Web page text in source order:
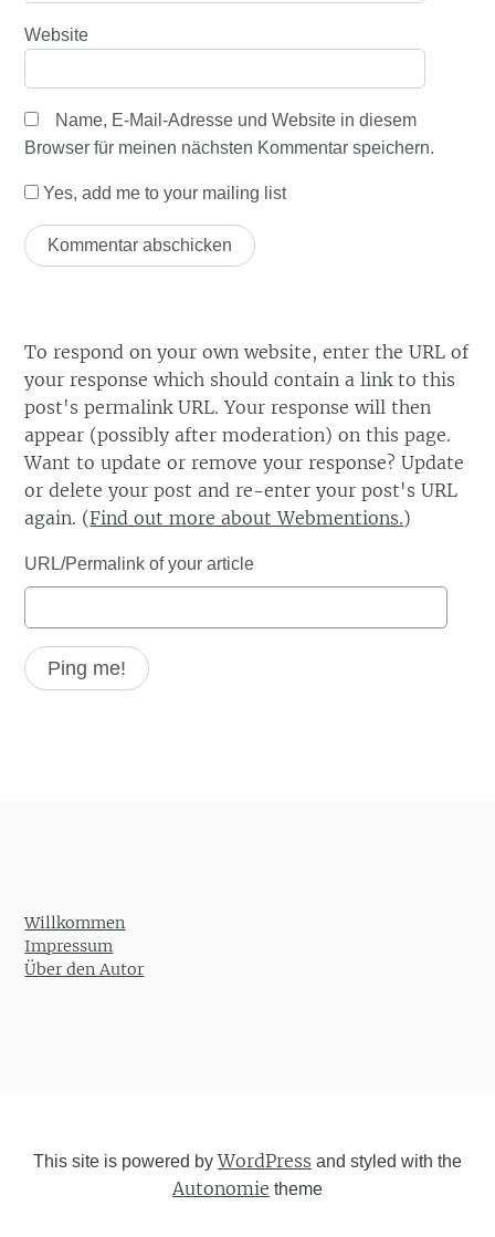
Website
Name, E-Mail-Adresse und Website in diesem
Browser für meinen nächsten Kommentar speichern.
Yes, add me to your mailing list
To respond on your own website, enter the URL of
your response which should contain a link to this
post's permalink URL. Your response will then
appear (possibly after moderation) on this page.
Want to update or remove your response? Update
or delete your post and re-enter your post's URL
again. (Find out more about Webmentions.)
URL/Permalink of your article
Willkommen
Impressum
Über den Autor
This site is powered byWordPress and styled with the
Autonomie theme